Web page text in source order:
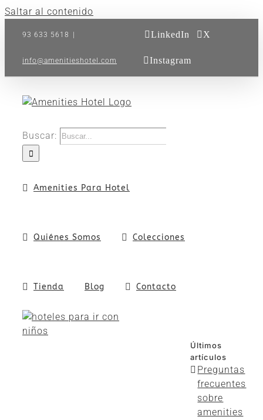
Saltar al contenido
93 633 5618
info@amenitieshotel.com
LinkedIn X
Instagram
Buscar:
Amenities Para Hotel
Quiénes Somos Colecciones
Tienda Blog Contacto
Últimos
artículos
Preguntas
frecuentes
sobre
amenities